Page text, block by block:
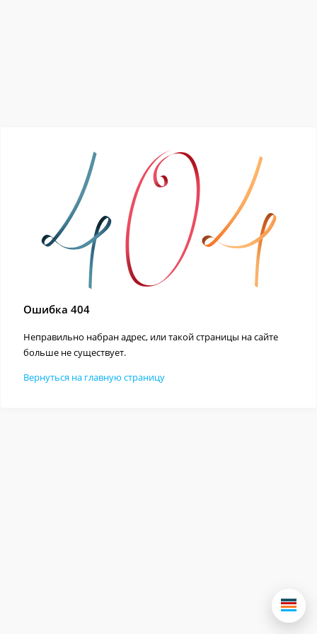
Ошибка 404
Неправильно набран адрес, или такой страницы на сайте
больше не существует.
Вернуться на главную страницу